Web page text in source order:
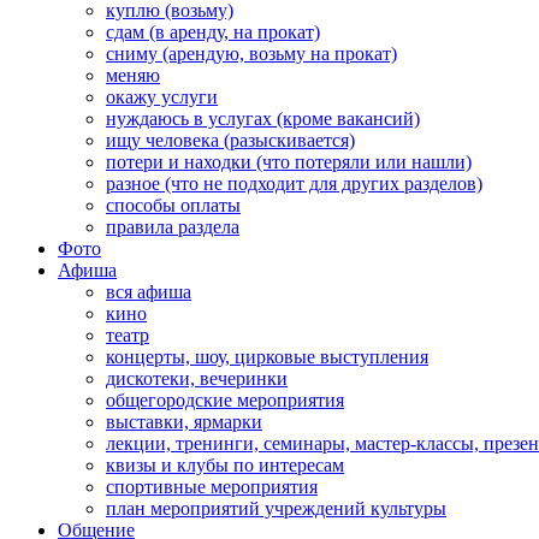
куплю (возьму)
сдам (в аренду, на прокат)
сниму (арендую, возьму на прокат)
меняю
окажу услуги
нуждаюсь в услугах (кроме вакансий)
ищу человека (разыскивается)
потери и находки (что потеряли или нашли)
разное (что не подходит для других разделов)
способы оплаты
правила раздела
Фото
Афиша
вся афиша
кино
театр
концерты, шоу, цирковые выступления
дискотеки, вечеринки
общегородские мероприятия
выставки, ярмарки
лекции, тренинги, семинары, мастер-классы,
квизы и клубы по интересам
спортивные мероприятия
план мероприятий учреждений культуры
Общение